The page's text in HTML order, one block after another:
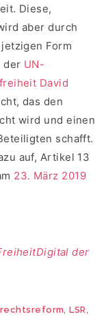
Diese,
aber durch
Form
der UN-
David
das den
wird und einen
schafft.
auf, Artikel 13
23. März 2019
der
,LSR,